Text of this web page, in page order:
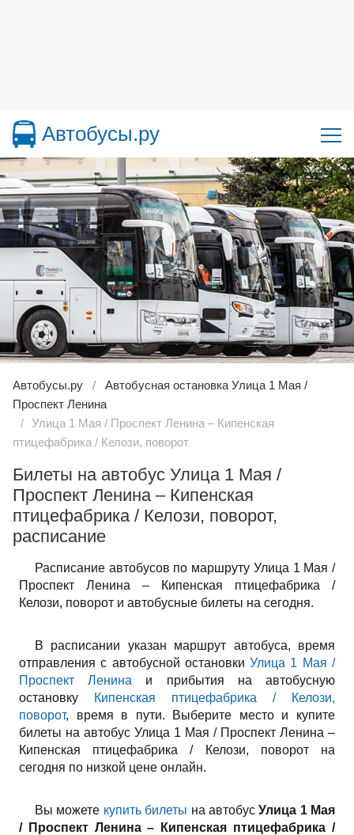
Автобусы.ру
Автобусы.ру
Автобусная остановка Улица 1 Мая /
Проспект Ленина
Улица 1 Мая / Проспект Ленина – Кипенская
птицефабрика / Келози, поворот
Билеты на автобус Улица 1 Мая /
Проспект Ленина – Кипенская
птицефабрика / Келози, поворот,
расписание
Расписание автобусов по маршруту Улица 1 Мая /
Проспект Ленина – Кипенская птицефабрика /
Келози, поворот и автобусные билеты на сегодня.
В расписании указан маршрут автобуса, время
отправления с автобусной остановкиУлица 1 Мая /
Проспект Ленина и прибытия на автобусную
остановку
Кипенская птицефабрика / Келози,
поворот, время в пути. Выберите место и купите
билеты на автобус Улица 1 Мая / Проспект Ленина –
Кипенская птицефабрика / Келози, поворот на
сегодня по низкой цене онлайн.
Вы можете купить билеты на автобусУлица 1 Мая
/ Проспект Ленина – Кипенская птицефабрика /